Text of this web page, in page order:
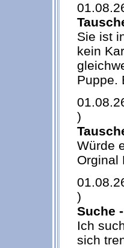
Sie ist
kein
Puppe.
)
Würde
Orginal
)
Suche
Ich
sich